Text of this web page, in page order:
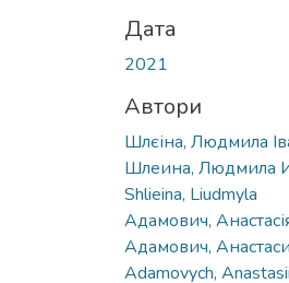
Дата
2021
Автори
Шлєіна, Людмила
Шлеина, Людмила
Shlieina, Liudmyla
Адамович,
Адамович,
Adamovych,